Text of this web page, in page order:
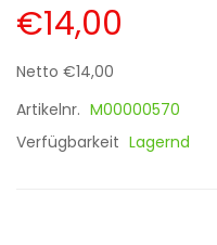
€14,00
Netto €14,00
Artikelnr. M00000570
Verfügbarkeit Lagernd